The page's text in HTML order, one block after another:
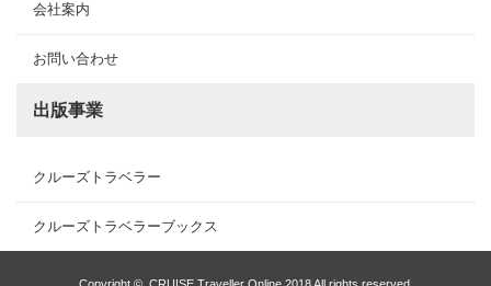
会社案内
お問い合わせ
出版事業
クルーズトラベラー
クルーズトラベラーブックス